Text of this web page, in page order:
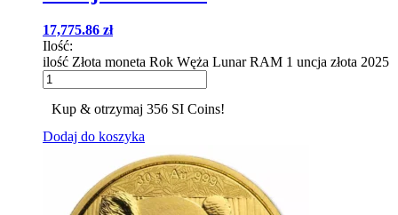
17,775.86 zł
Ilość:
ilość Złota moneta Rok Węża Lunar RAM 1 uncja złota 2025
Kup & otrzymaj 356 SI Coins!
Dodaj do koszyka